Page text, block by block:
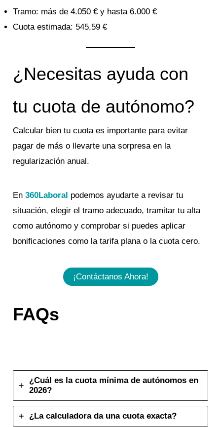
Tramo: más de 4.050 € y hasta 6.000 €
Cuota estimada: 545,59 €
¿Necesitas ayuda con
tu cuota de autónomo?
Calcular bien tu cuota es importante para evitar
pagar de más o llevarte una sorpresa en la
regularización anual.
En360Laboral podemos ayudarte a revisar tu
situación, elegir el tramo adecuado, tramitar tu alta
como autónomo y comprobar si puedes aplicar
bonificaciones como la tarifa plana o la cuota cero.
¡contáctanos Ahora!
FAQs
¿Cuál es la cuota mínima de autónomos en
2026?
¿La calculadora da una cuota exacta?